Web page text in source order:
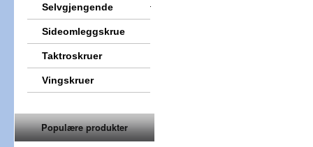
Selvgjengende
Sideomleggskrue
Taktroskruer
Vingskruer
Populære produkter